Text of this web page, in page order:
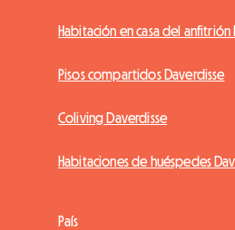
Habitación en casa del anfitrión
Pisos compartidos Daverdisse
Coliving Daverdisse
Habitaciones de huéspedes
País